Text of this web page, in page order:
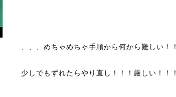
、、、めちゃめちゃ手順から何から難しい！！
少しでもずれたらやり直し！！！厳しい！！！